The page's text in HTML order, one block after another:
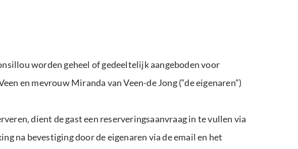
worden geheel of gedeeltelijk aangeboden voor
en mevrouw Miranda van Veen-de Jong (“de eigenaren”)
dient de gast een reserveringsaanvraag in te vullen via
na bevestiging door de eigenaren via de email en het